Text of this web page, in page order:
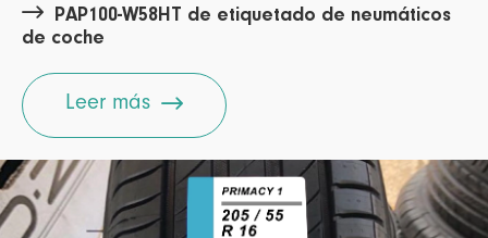

PAP100-W58HT de etiquetado de neumáticos
de coche
Leer más 